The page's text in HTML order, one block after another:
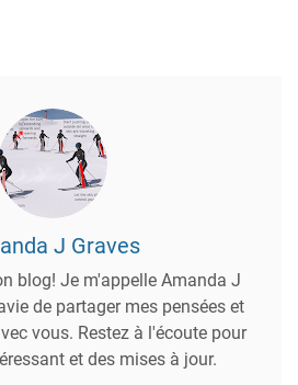
J Graves
blog! Je m'appelle Amanda J
de partager mes pensées et
vous. Restez à l'écoute pour
et des mises à jour.